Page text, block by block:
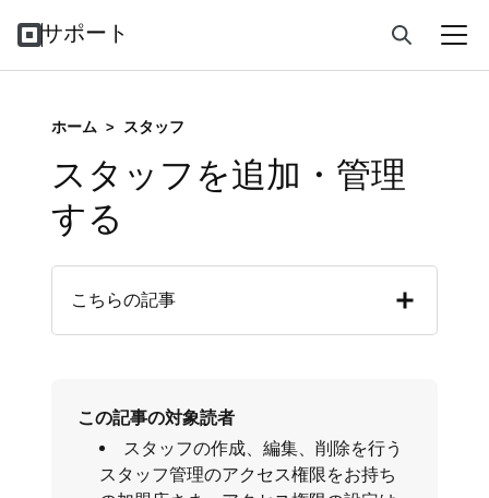
サポート
ホーム > スタッフ
スタッフを追加・管理
する
こちらの記事
この記事の対象読者
スタッフの作成、編集、削除を行う
スタッフ管理のアクセス権限をお持ち